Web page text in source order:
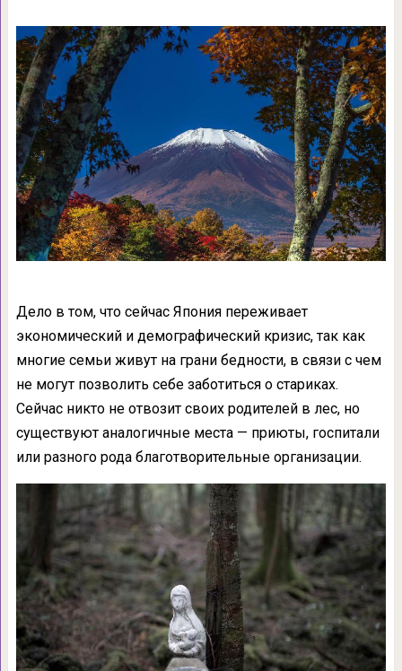
Дело в том, что сейчас Япония переживает
экономический и демографический кризис, так как
многие семьи живут на грани бедности, в связи с чем
не могут позволить себе заботиться о стариках.
Сейчас никто не отвозит своих родителей в лес, но
существуют аналогичные места — приюты, госпитали
или разного рода благотворительные организации.